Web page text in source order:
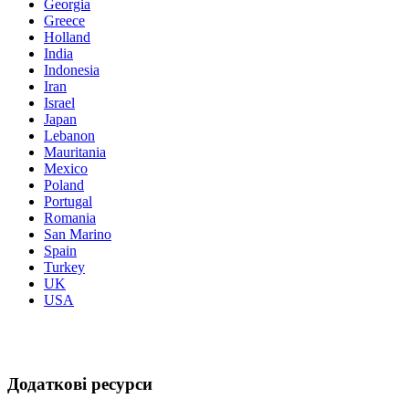
Georgia
Greece
Holland
India
Indonesia
Iran
Israel
Japan
Lebanon
Mauritania
Mexico
Poland
Portugal
Romania
San Marino
Spain
Turkey
UK
USA
Додаткові ресурси